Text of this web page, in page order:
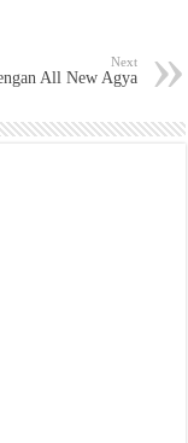
Next
All New Agya